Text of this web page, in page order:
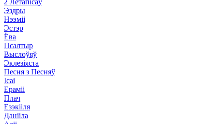
2 Летапісаў
Эздры
Нээміі
Эстэр
Ёва
Псалтыр
Выслоўяў
Эклезіяста
Песня з Песняў
Ісаі
Ераміі
Плач
Езэкііля
Данііла